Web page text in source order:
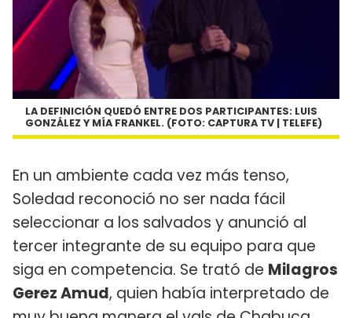
LA DEFINICIÓN QUEDÓ ENTRE DOS PARTICIPANTES: LUIS
GONZÁLEZ Y MÍA FRANKEL. (FOTO: CAPTURA TV | TELEFE)
En un ambiente cada vez más tenso,
Soledad reconoció no ser nada fácil
seleccionar a los salvados y anunció al
tercer integrante de su equipo para que
siga en competencia. Se trató de Milagros
Gerez Amud, quien había interpretado de